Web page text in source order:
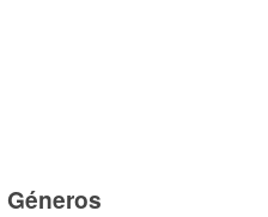
Géneros